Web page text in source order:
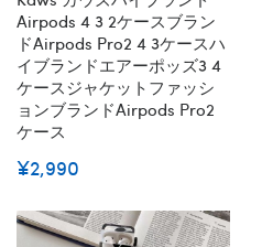
Airpods 4 3 2ケースブラン
ドairpods Pro2 4 3ケースハ
イブランドエアーポッズ3 4
ケースジャケットファッシ
ョンブランドAirpods Pro2
ケース
¥2,990